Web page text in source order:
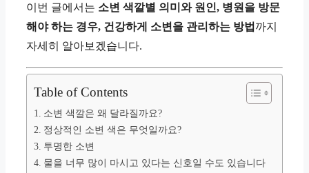
이번 글에서는 소변 색깔별 의미와 원인, 병원을 방문
해야 하는 경우, 건강하게 소변을 관리하는 방법 까지
자세히 알아보겠습니다.
Table of Contents
소변 색깔은 왜 달라질까요?
정상적인 소변 색은 무엇일까요?
투명한 소변
물을 너무 많이 마시고 있다는 신호일 수도 있습니다